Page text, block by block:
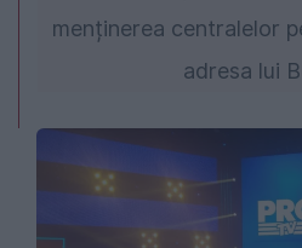
menținerea centralelor
adresa lui